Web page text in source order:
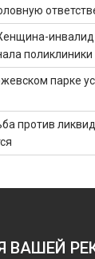
инвалид
парке
против
ВАШЕЙ